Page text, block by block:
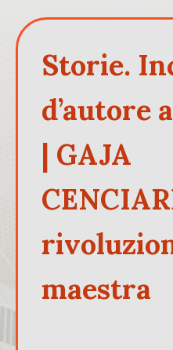
Storie.
d’autore
| GAJA
maestra